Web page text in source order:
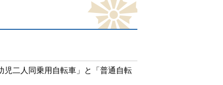
児二人同乗用自転車」と「普通自転